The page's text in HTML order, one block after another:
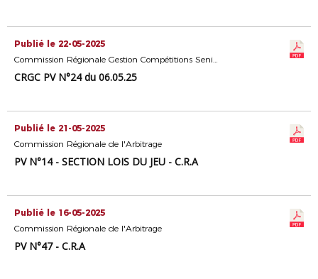
Publié le 22-05-2025
Commission Régionale Gestion Compétitions Seniors
CRGC PV N°24 du 06.05.25
Publié le 21-05-2025
Commission Régionale de l'Arbitrage
PV N°14 - SECTION LOIS DU JEU - C.R.A
Publié le 16-05-2025
Commission Régionale de l'Arbitrage
PV N°47 - C.R.A